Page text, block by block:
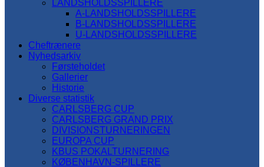
LANDSHOLDSSPILLERE
A-LANDSHOLDSSPILLERE
B-LANDSHOLDSSPILLERE
U-LANDSHOLDSSPILLERE
Cheftrænere
Nyhedsarkiv
Førsteholdet
Gallerier
Historie
Diverse statistik
CARLSBERG CUP
CARLSBERG GRAND PRIX
DIVISIONSTURNERINGEN
EUROPA CUP
KBUS POKALTURNERING
KØBENHAVN-SPILLERE